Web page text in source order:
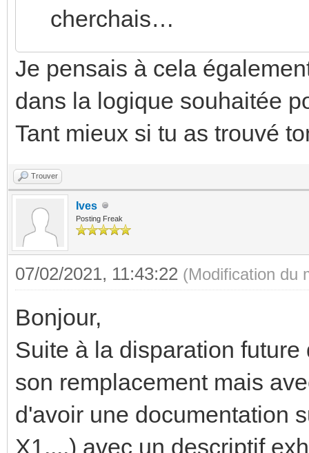
cherchais…
Je pensais à cela
dans la logique souhaitée
Tant mieux si tu as trouvé
Trouver
Ives
Posting Freak
07/02/2021, 11:43:22 (Modification du
Bonjour,
Suite à la disparation
son remplacement mais
d'avoir une documentation
X1,...) avec un descriptif